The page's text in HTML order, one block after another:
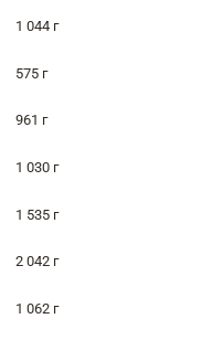
1 044 г
575 г
961 г
1 030 г
1 535 г
2 042 г
1 062 г